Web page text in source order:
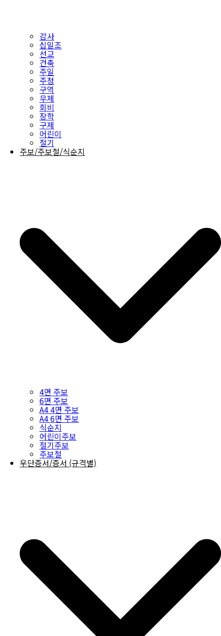
감사
십일조
선교
건축
주일
주정
구역
무제
회비
장학
구제
어린이
절기
주보/주보철/식순지
4면 주보
6면 주보
A4 4면 주보
A4 6면 주보
식순지
어린이주보
절기주보
주보철
우단증서/증서 (규격별)